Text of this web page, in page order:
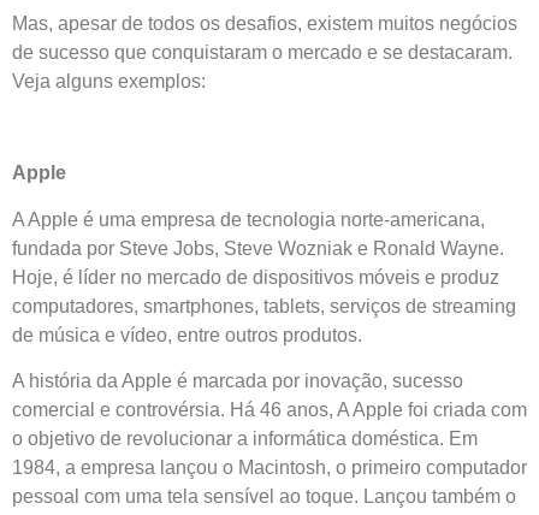
Mas, apesar de todos os desafios, existem muitos negócios
de sucesso que conquistaram o mercado e se destacaram.
Veja alguns exemplos:
Apple
A Apple é uma empresa de tecnologia norte-americana,
fundada por Steve Jobs, Steve Wozniak e Ronald Wayne.
Hoje, é líder no mercado de dispositivos móveis e produz
computadores, smartphones, tablets, serviços de streaming
de música e vídeo, entre outros produtos.
A história da Apple é marcada por inovação, sucesso
comercial e controvérsia. Há 46 anos, A Apple foi criada com
o objetivo de revolucionar a informática doméstica. Em
1984, a empresa lançou o Macintosh, o primeiro computador
pessoal com uma tela sensível ao toque. Lançou também o